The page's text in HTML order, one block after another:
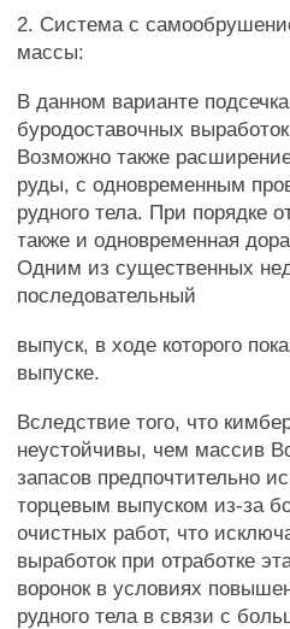
2. Система с
массы:
В данном варианте
буродоставочных
Возможно также
руды, с одновременным
рудного тела. При порядке
также и одновременная
Одним из существенных
последовательный
выпуск, в ходе которого
выпуске.
Вследствие того, что
неустойчивы, чем массив
запасов предпочтительно
торцевым выпуском из-за
очистных работ, что
выработок при отработке
воронок в условиях
рудного тела в связи с